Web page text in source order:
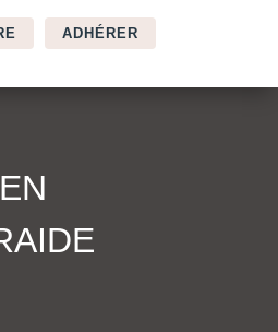
ADHÉRER